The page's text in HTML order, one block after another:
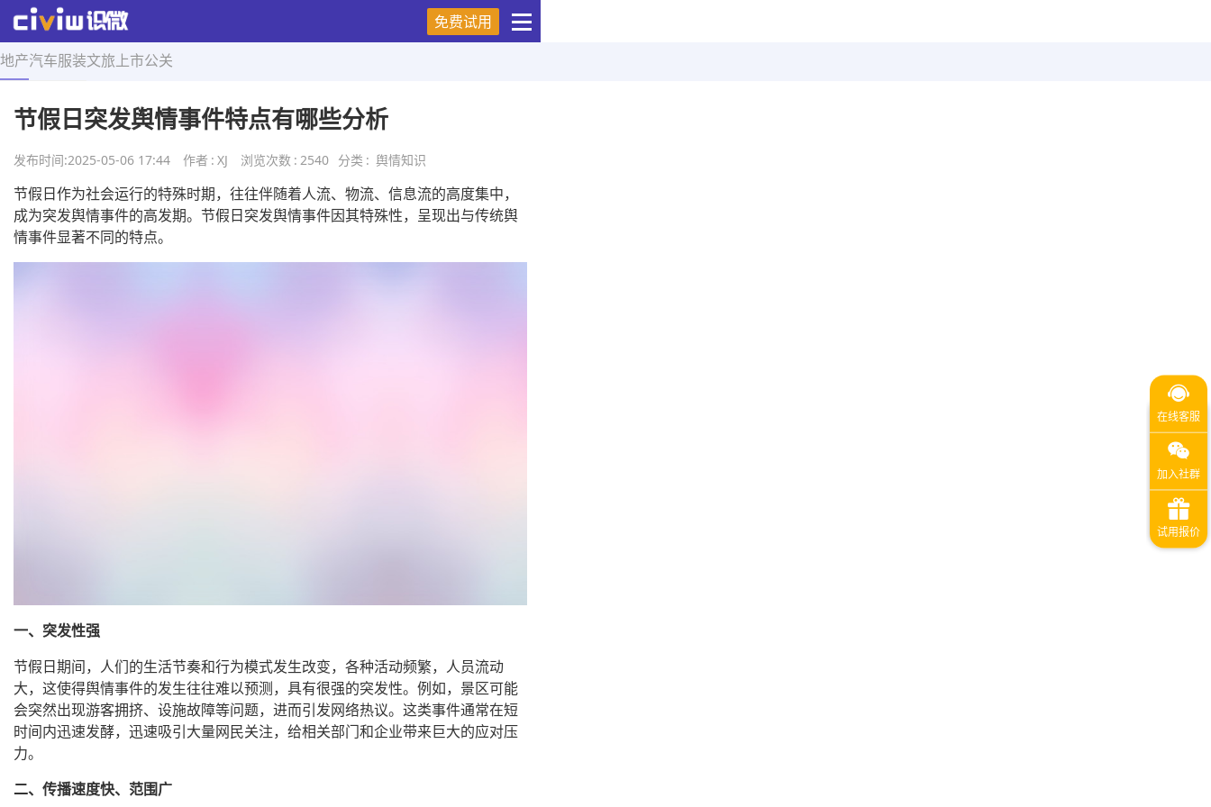
免费试用
地产汽车服装文旅 上市公关
首页 > 舆情知识 > 正文
节假日突发舆情事件特点有哪些分析
发布时间:2025-05-06 17:44 作者 : XJ 浏览次数 : 2540 分类 : 舆情知识
节假日作为社会运行的特殊时期，往往伴随着人流、物流、信息流的高度集中，
成为突发舆情事件的高发期。节假日突发舆情事件因其特殊性，呈现出与传统舆
情事件显著不同的特点。
一、突发性强
节假日期间，人们的生活节奏和行为模式发生改变，各种活动频繁，人员流动
大，这使得舆情事件的发生往往难以预测，具有很强的突发性。例如，景区可能
会突然出现游客拥挤、设施故障等问题，进而引发网络热议。这类事件通常在短
时间内迅速发酵，迅速吸引大量网民关注，给相关部门和企业带来巨大的应对压
力。
二、传播速度快、范围广